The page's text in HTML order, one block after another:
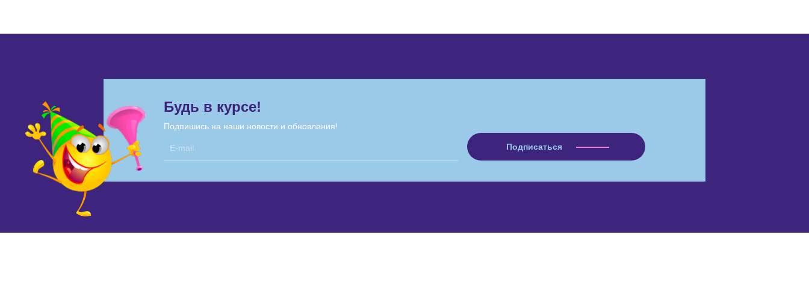
Будь в курсе!
Подпишись на наши новости и обновления!